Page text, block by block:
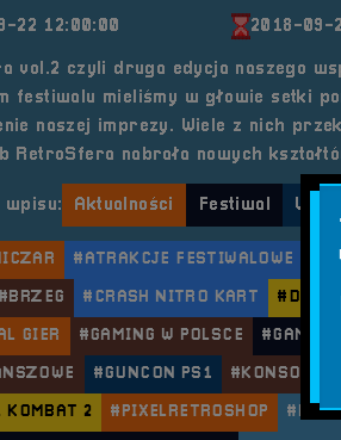
22 12:00:00 2018-09-
vol.2 czyli druga edycja naszego
festiwalu mieliśmy w głowie setki
naszej imprezy. Wiele z nich
RetroSfera nabrała nowych
wpisu: Aktualności Festiwal
#ATRAKCJE FESTIWALOWE
#BRZEG #CRASH NITRO KART
GIER #GAMING W POLSCE
#GUNCON PS1 #KONSOLA
KOMBAT 2 #PIXELRETROSHOP